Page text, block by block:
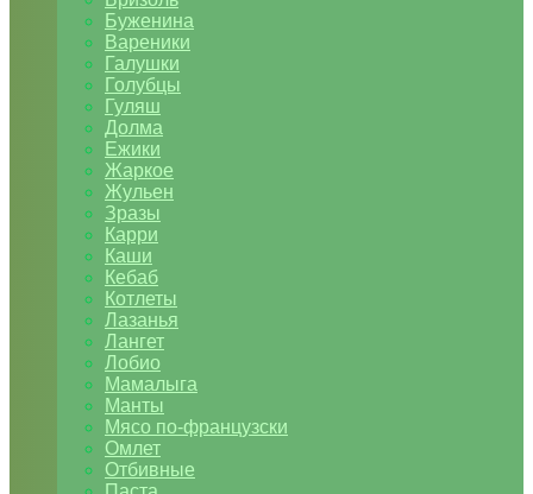
Буженина
Вареники
Галушки
Голубцы
Гуляш
Долма
Ежики
Жаркое
Жульен
Зразы
Карри
Каши
Кебаб
Котлеты
Лазанья
Лангет
Лобио
Мамалыга
Манты
Мясо по-французски
Омлет
Отбивные